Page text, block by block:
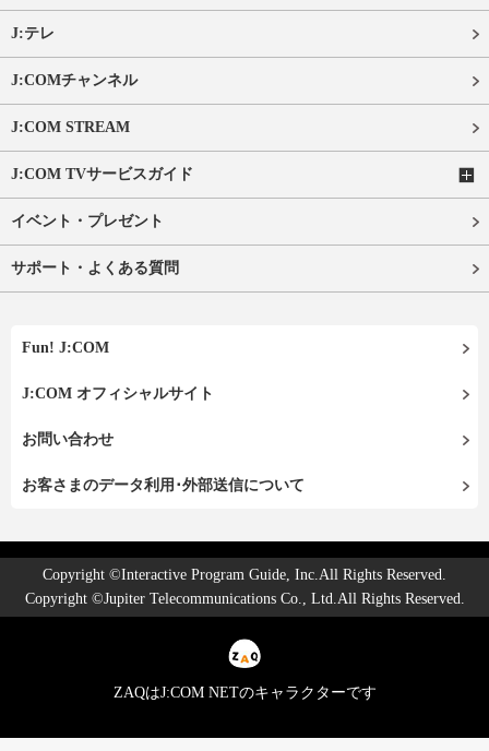
J:テレ
J:COMチャンネル
J:COM STREAM
J:COM TVサービスガイド
イベント・プレゼント
サポート・よくある質問
Fun! J:COM
J:COM オフィシャルサイト
お問い合わせ
お客さまのデータ利用･外部送信について
Copyright ©Interactive Program Guide, Inc.All Rights Reserved.
Copyright ©Jupiter Telecommunications Co., Ltd.All Rights Reserved.
ZAQはJ:COM NETのキャラクターです